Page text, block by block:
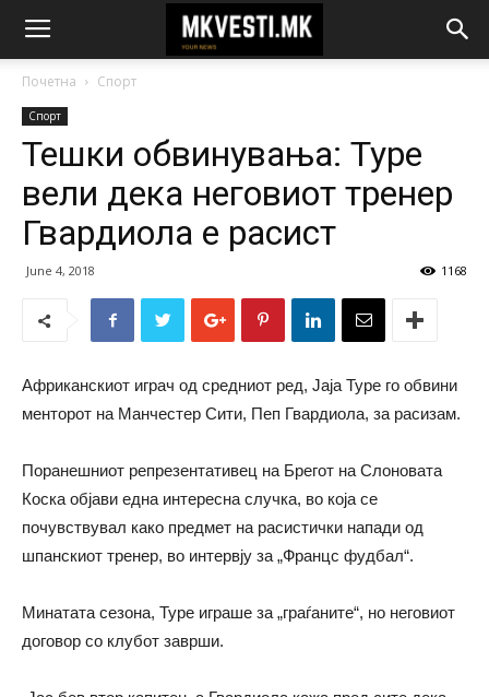
Почетна Спорт
Спорт
Тешки обвинувања: Туре
вели дека неговиот тренер
Гвардиола е расист
June 4, 2018 1168
Африканскиот играч од средниот ред, Јаја Туре го обвини
менторот на Манчестер Сити, Пеп Гвардиола, за расизам.
Поранешниот репрезентативец на Брегот на Слоновата
Коска објави една интересна случка, во која се
почувствувал како предмет на расистички напади од
шпанскиот тренер, во интервју за „Францс фудбал“.
Минатата сезона, Туре играше за „граѓаните“, но неговиот
договор со клубот заврши.